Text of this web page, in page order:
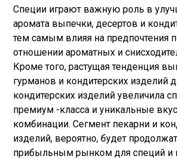
Специи играют важную роль в
аромата выпечки, десертов и
тем самым влияя на предпочтения
отношении ароматных и
Кроме того, растущая тенденция
гурманов и кондитерских изделий
кондитерских изделий увеличила
премиум -класса и уникальные
комбинации. Сегмент пекарни и
изделий, вероятно, будет
прибыльным рынком для специй и